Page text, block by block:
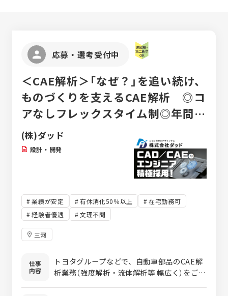
応募・選考受付中
＜CAE解析＞「なぜ？」を追い続け、
ものづくりを支えるCAE解析 ◎コ
アなしフレックスタイム制◎年間休
日121日
(株)ダッド
設計・開発
業績が安定 有休消化50％以上
在宅勤務可
経験者優遇
文理不問
三河
仕事
内容
トヨタグループなどで、自動車部品のCAE解
析業務（強度解析・流体解析等 幅広く）をご担